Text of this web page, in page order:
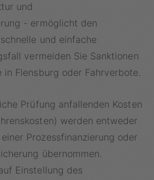
und
- ermöglicht den
und einfache
vermeiden Sie Sanktionen
in Flensburg oder Fahrverbote.
Prüfung anfallenden Kosten
werden entweder
Prozessfinanzierung oder
übernommen.
Einstellung des